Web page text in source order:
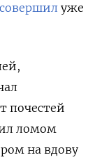
совершил уже
почестей
ломом
на вдову